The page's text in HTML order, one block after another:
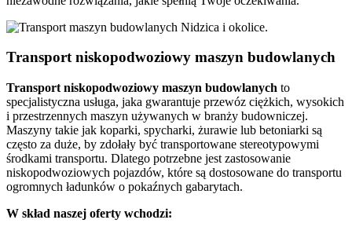
Transport niskopodwoziowy maszyn budowlanych
Transport niskopodwoziowy maszyn budowlanych to
specjalistyczna usługa, jaka gwarantuje przewóz ciężkich, wysokich
i przestrzennych maszyn używanych w branży budowniczej.
Maszyny takie jak koparki, spycharki, żurawie lub betoniarki są
często za duże, by zdołały być transportowane stereotypowymi
środkami transportu. Dlatego potrzebne jest zastosowanie
niskopodwoziowych pojazdów, które są dostosowane do transportu
ogromnych ładunków o pokaźnych gabarytach.
W skład naszej oferty wchodzi: